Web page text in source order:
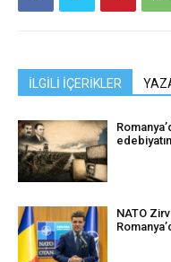
İLGİLİ İÇERİKLER
edebiyatın
NATO